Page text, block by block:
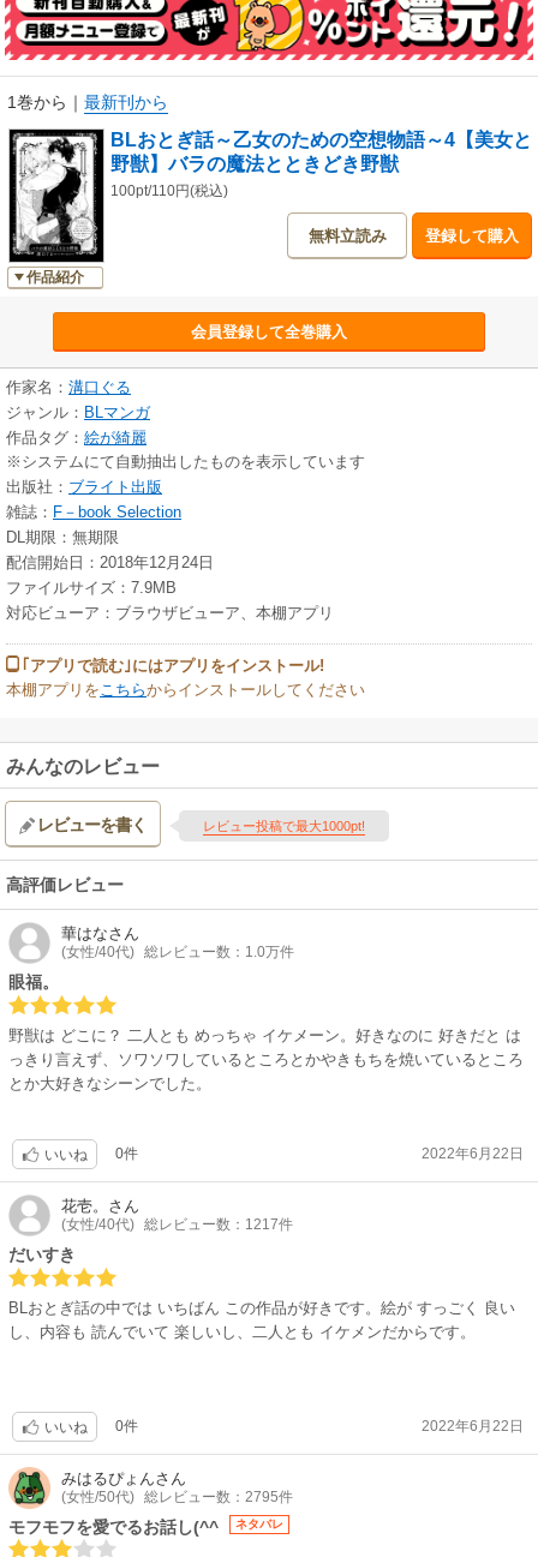
収録されています。重複購入にご注意ください。
1巻から ｜ 最新刊から
作品紹介
BLおとぎ話～乙女のための空想物語～4【美女と
野獣】バラの魔法とときどき野獣
100pt/110円(税込)
無料立読み 登録して購入
会員登録して全巻購入
作家名： 溝口ぐる
ジャンル： BLマンガ
作品タグ： 絵が綺麗
※システムにて自動抽出したものを表示しています
出版社： ブライト出版
雑誌： F－book Selection
DL期限：無期限
配信開始日：2018年12月24日
ファイルサイズ：7.9MB
対応ビューア：ブラウザビューア、本棚アプリ
｢アプリで読む｣にはアプリをインストール!
本棚アプリを こちらからインストールしてください
みんなのレビュー
レビューを書く レビュー投稿で最大1000pt!
高評価レビュー
華はなさん
(女性/40代) 総レビュー数：1.0万件
眼福。
野獣は どこに？ 二人とも めっちゃ イケメーン。好きなのに 好きだと は
っきり言えず、ソワソワしているところとかやきもちを焼いているところ
とか大好きなシーンでした。
いいね 0件 2022年6月22日
花壱。 さん
(女性/40代) 総レビュー数：1217件
だいすき
BLおとぎ話の中では いちばん この作品が好きです。絵が すっごく 良い
し、内容も 読んでいて 楽しいし、二人とも イケメンだからです。
いいね 0件 2022年6月22日
みはるぴょんさん
(女性/50代) 総レビュー数：2795件
モフモフを愛でるお話し(^^ ネタバレ